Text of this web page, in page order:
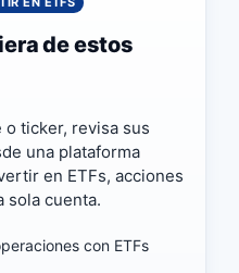
de estos
o ticker, revisa sus
una plataforma
en ETFs, acciones
sola cuenta.
con ETFs